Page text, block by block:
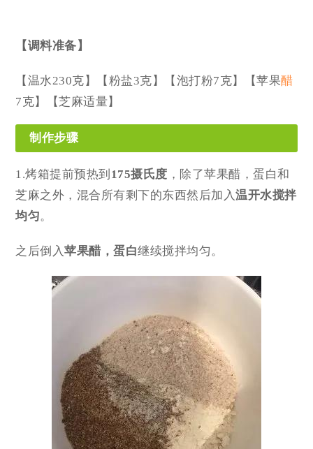
【调料准备】
【温水230克】【粉盐3克】【泡打粉7克】【苹果醋
7克】【芝麻适量】
制作步骤
1.烤箱提前预热到 175摄氏度 ，除了苹果醋，蛋白和
芝麻之外，混合所有剩下的东西然后加入温开水搅拌
均匀。
之后倒入苹果醋，蛋白继续搅拌均匀。